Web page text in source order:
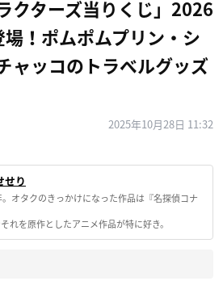
クターズ当りくじ」2026
！ポムポムプリン・シ
ャッコのトラベルグッズ
2025年10月28日 11:32
せり
オタクのきっかけになった作品は『名探偵コナ
れを原作としたアニメ作品が特に好き。